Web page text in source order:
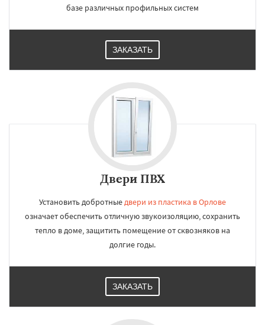
базе различных профильных систем
ЗАКАЗАТЬ
Двери ПВХ
Установить добротныедвери из пластика в Орлове
означает обеспечить отличную звукоизоляцию, сохранить
тепло в доме, защитить помещение от сквозняков на
долгие годы.
ЗАКАЗАТЬ